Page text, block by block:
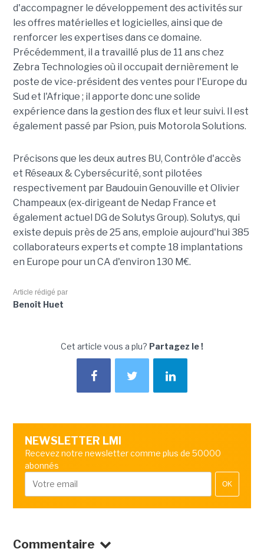
d'accompagner le développement des activités sur
les offres matérielles et logicielles, ainsi que de
renforcer les expertises dans ce domaine.
Précédemment, il a travaillé plus de 11 ans chez
Zebra Technologies où il occupait dernièrement le
poste de vice-président des ventes pour l'Europe du
Sud et l'Afrique ; il apporte donc une solide
expérience dans la gestion des flux et leur suivi. Il est
également passé par Psion, puis Motorola Solutions.
Précisons que les deux autres BU, Contrôle d'accès
et Réseaux & Cybersécurité, sont pilotées
respectivement par Baudouin Genouville et Olivier
Champeaux (ex-dirigeant de Nedap France et
également actuel DG de Solutys Group). Solutys, qui
existe depuis près de 25 ans, emploie aujourd'hui 385
collaborateurs experts et compte 18 implantations
en Europe pour un CA d'environ 130 M€.
Article rédigé par
Benoît Huet
Cet article vous a plu? Partagez le !
NEWSLETTER LMI
Recevez notre newsletter comme plus de 50000
abonnés
OK
Commentaire